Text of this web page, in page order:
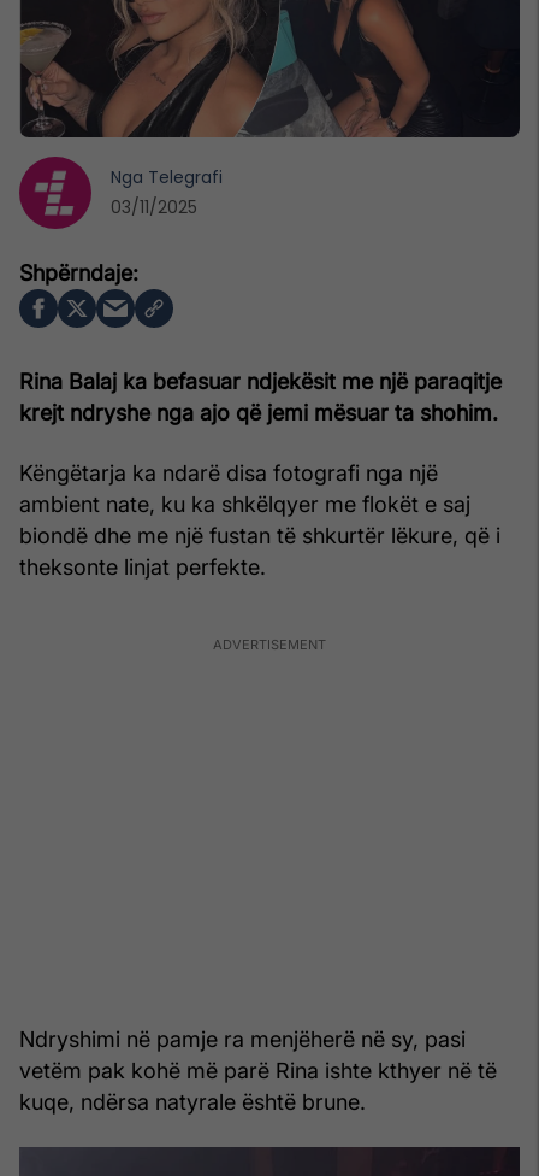
Rina Balaj ka befasuar ndjekësit me një paraqitje
krejt ndryshe nga ajo që jemi mësuar ta shohim.
Këngëtarja ka ndarë disa fotografi nga një
ambient nate, ku ka shkëlqyer me flokët e saj
biondë dhe me një fustan të shkurtër lëkure, që i
theksonte linjat perfekte.
Ndryshimi në pamje ra menjëherë në sy, pasi
vetëm pak kohë më parë Rina ishte kthyer në të
kuqe, ndërsa natyrale është brune.
Nga Telegrafi
03/11/2025